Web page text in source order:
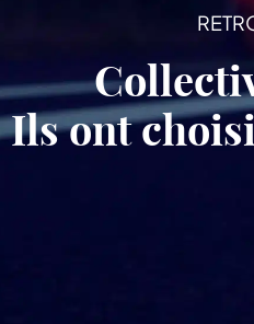
Ils ont